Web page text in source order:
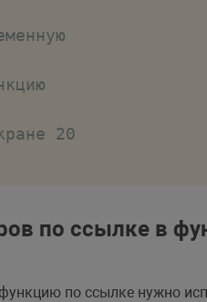
20
по ссылке в
по ссылке нужно